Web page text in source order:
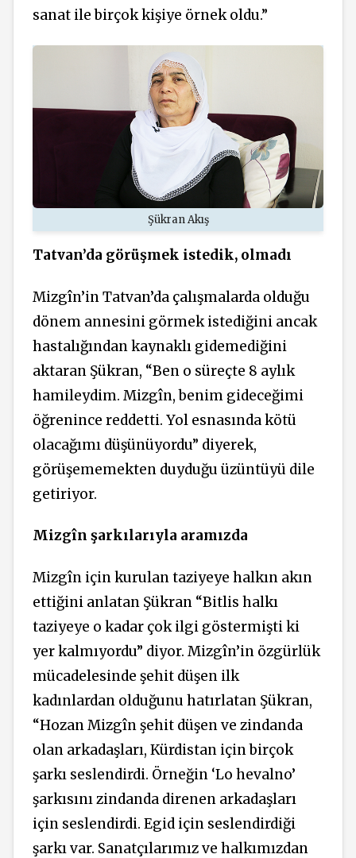
sanat ile birçok kişiye örnek oldu.”
Şükran Akış
Tatvan’da görüşmek istedik, olmadı
Mizgîn’in Tatvan’da çalışmalarda olduğu
dönem annesini görmek istediğini ancak
hastalığından kaynaklı gidemediğini
aktaran Şükran, “Ben o süreçte 8 aylık
hamileydim. Mizgîn, benim gideceğimi
öğrenince reddetti. Yol esnasında kötü
olacağımı düşünüyordu” diyerek,
görüşememekten duyduğu üzüntüyü dile
getiriyor.
Mizgîn şarkılarıyla aramızda
Mizgîn için kurulan taziyeye halkın akın
ettiğini anlatan Şükran “Bitlis halkı
taziyeye o kadar çok ilgi göstermişti ki
yer kalmıyordu” diyor. Mizgîn’in özgürlük
mücadelesinde şehit düşen ilk
kadınlardan olduğunu hatırlatan Şükran,
“Hozan Mizgîn şehit düşen ve zindanda
olan arkadaşları, Kürdistan için birçok
şarkı seslendirdi. Örneğin ‘Lo hevalno’
şarkısını zindanda direnen arkadaşları
için seslendirdi. Egid için seslendirdiği
şarkı var. Sanatçılarımız ve halkımızdan